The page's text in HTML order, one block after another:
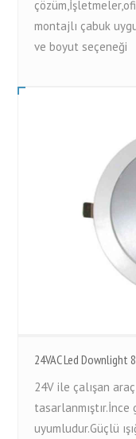
montajlı çabuk
ve boyut seçeneği
24VAC Led Downlight
24V ile çalışan
tasarlanmıştır.İnce
uyumludur.Güçlü